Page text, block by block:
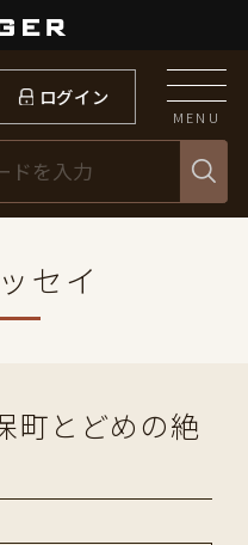
ログイン
MENU
セイ
とどめの絶